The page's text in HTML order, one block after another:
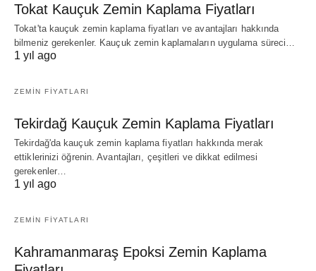
Tokat Kauçuk Zemin Kaplama Fiyatları
Tokat'ta kauçuk zemin kaplama fiyatları ve avantajları hakkında
bilmeniz gerekenler. Kauçuk zemin kaplamaların uygulama süreci…
1 yıl ago
ZEMIN FIYATLARI
Tekirdağ Kauçuk Zemin Kaplama Fiyatları
Tekirdağ'da kauçuk zemin kaplama fiyatları hakkında merak
ettiklerinizi öğrenin. Avantajları, çeşitleri ve dikkat edilmesi
gerekenler…
1 yıl ago
ZEMIN FIYATLARI
Kahramanmaraş Epoksi Zemin Kaplama